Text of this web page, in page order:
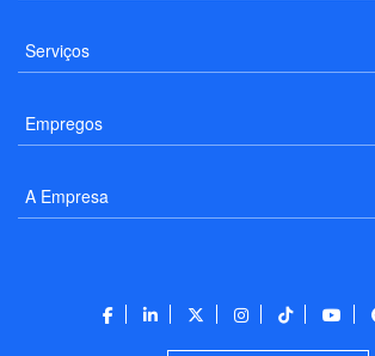
Serviços
Empregos
A Empresa